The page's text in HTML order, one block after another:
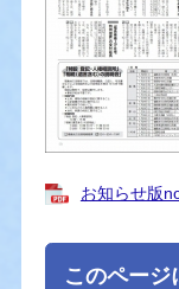
お知らせ版
このページ